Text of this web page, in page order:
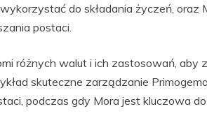
do składania życzeń, oraz
postaci.
różnych walut i ich zastosowań, aby
skuteczne zarządzanie
podczas gdy Mora jest kluczowa